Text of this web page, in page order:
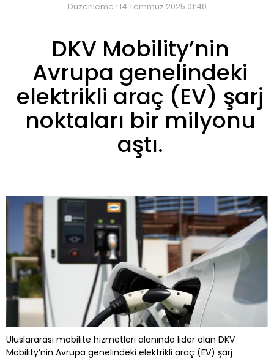
Düzenleme : 14 Temmuz 2025 01:40
DKV Mobility’nin
Avrupa genelindeki
elektrikli araç (EV) şarj
noktaları bir milyonu
aştı.
Uluslararası mobilite hizmetleri alanında lider olan DKV
Mobility’nin Avrupa genelindeki elektrikli araç (EV) şarj